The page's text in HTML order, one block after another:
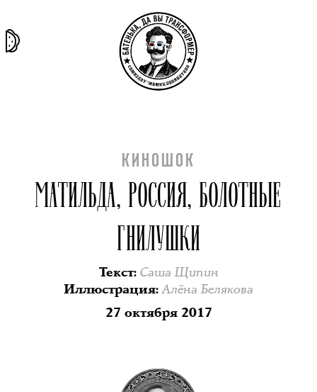
КИНОШОК
МАТИЛЬДА, РОССИЯ, БОЛОТНЫЕ
ГНИЛУШКИ
Текст: Саша Щипин
Иллюстрация:Алёна Белякова
27 октября 2017